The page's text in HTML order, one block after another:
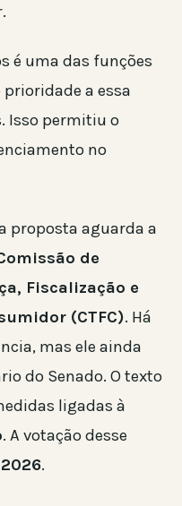
é uma das funções
prioridade a essa
Isso permitiu o
no
proposta aguarda a
de
Fiscalização e
(CTFC). Há
mas ele ainda
do Senado. O texto
ligadas à
. A votação desse
2026.